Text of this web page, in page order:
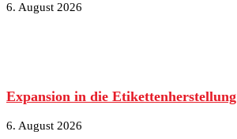
6. August 2026
Expansion in die Etikettenherstellung
6. August 2026